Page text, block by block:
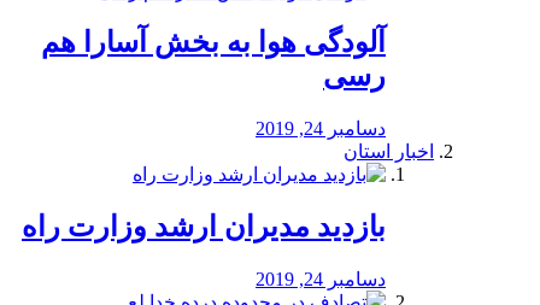
آلودگی هوا به بخش آسارا هم
رسی
دسامبر 24, 2019
اخبار استان
بازدید مدیران ارشد وزارت راه
دسامبر 24, 2019